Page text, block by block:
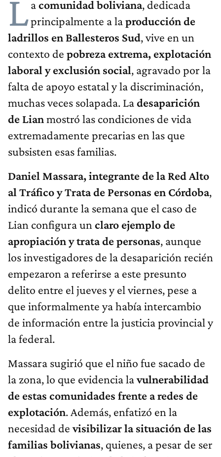
Lacomunidad boliviana, dedicada
principalmente a laproducción de
ladrillos en Ballesteros Sud, vive en un
contexto de pobreza extrema, explotación
laboral y exclusión social, agravado por la
falta de apoyo estatal y la discriminación,
muchas veces solapada. Ladesaparición
de Lianmostró las condiciones de vida
extremadamente precarias en las que
subsisten esas familias.
Daniel Massara, integrante de la Red Alto
al Tráfico y Trata de Personas en Córdoba,
indicó durante la semana que el caso de
Lian configura un claro ejemplo de
apropiación y trata de personas, aunque
los investigadores de la desaparición recién
empezaron a referirse a este presunto
delito entre el jueves y el viernes, pese a
que informalmente ya había intercambio
de información entre la justicia provincial y
la federal.
Massara sugirió que el niño fue sacado de
la zona, lo que evidencia lavulnerabilidad
de estas comunidades frente a redes de
explotación. Además, enfatizó en la
necesidad devisibilizar la situación de las
familias bolivianas, quienes, a pesar de ser